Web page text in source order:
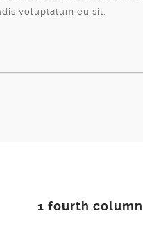
voluptatum eu sit.
1 fourth column